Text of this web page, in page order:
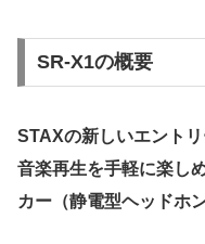
SR-X1の概要
STAXの新しいエント
音楽再生を手軽に楽し
カー（静電型ヘッドホ